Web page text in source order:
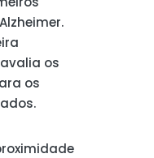
os
os